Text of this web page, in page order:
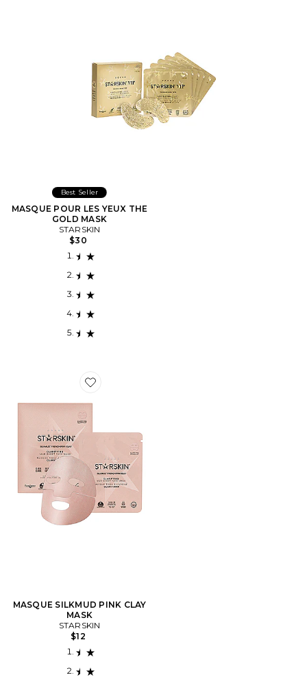
Best Seller
MASQUE POUR LES YEUX THE
GOLD MASK
STARSKIN
$30
Favorite MASQUE SILKMUD PINK CLAY MASK
MASQUE SILKMUD PINK CLAY
MASK
STARSKIN
$12